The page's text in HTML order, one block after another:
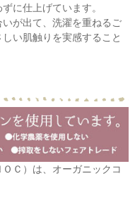
に仕上げています。
が出て、洗濯を重ねるご
い肌触りを実感すること
Ｃ）は、オーガニックコ